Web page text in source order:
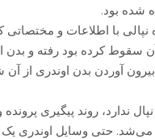
شده بود.
بعد از حادثه یک تیم ۴ نفره نپالی با اطلاعات
سقوط کرده بود رفته و بدن
بیرون آوردن بدن اوندری از
ندارد، روند پیگیری
می‌شد. حتی وسایل اوندری